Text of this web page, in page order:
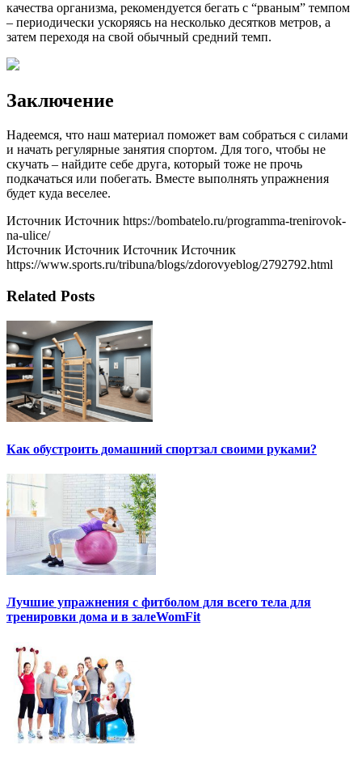
качества организма, рекомендуется бегать с “рваным” темпом
– периодически ускоряясь на несколько десятков метров, а
затем переходя на свой обычный средний темп.
Заключение
Надеемся, что наш материал поможет вам собраться с силами
и начать регулярные занятия спортом. Для того, чтобы не
скучать – найдите себе друга, который тоже не прочь
подкачаться или побегать. Вместе выполнять упражнения
будет куда веселее.
Источник Источник https://bombatelo.ru/programma-trenirovok-
na-ulice/
Источник Источник Источник Источник
https://www.sports.ru/tribuna/blogs/zdorovyeblog/2792792.html
Related Posts
Как обустроить домашний спортзал своими руками?
Лучшие упражнения с фитболом для всего тела для
тренировки дома и в залеWomFit